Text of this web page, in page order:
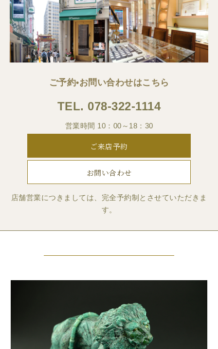
ご予約•お問い合わせはこちら
TEL. 078-322-1114
営業時間 10：00～18：30
ご来店予約
お問い合わせ
店舗営業につきましては、完全予約制とさせていただきま
す。